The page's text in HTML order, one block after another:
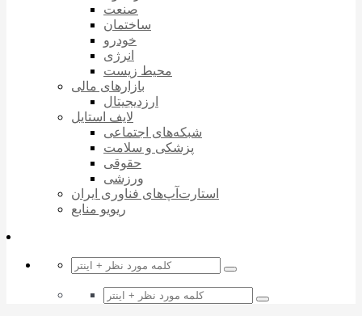
صنعت
ساختمان
خودرو
انرژی
محیط زیست
بازارهای مالی
ارزدیجیتال
لایف استایل
شبکه‌های اجتماعی
پزشکی و سلامت
حقوقی
ورزشی
استارت‌آپ‌های فناوری ایران
ریویو منابع